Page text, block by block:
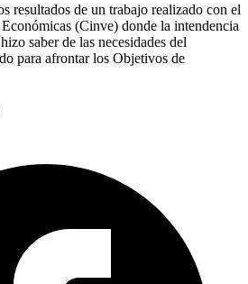
resultados de un trabajo realizado con el
(Cinve) donde la intendencia
saber de las necesidades del
para afrontar los Objetivos de